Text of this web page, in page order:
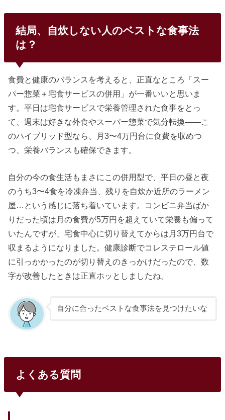
結局、自炊しない人のベストな食事法
は？
食費と健康のバランスを考えると、正直なところ「スー
パー惣菜＋宅食サービスの併用」が一番いいと思いま
す。平日は宅食サービスで栄養管理された食事をとっ
て、週末は好きな外食やスーパー惣菜で気分転換——こ
のハイブリッド型なら、月3〜4万円台に食費を収めつ
つ、栄養バランスも確保できます。
自分の今の食生活もまさにこの併用型で、平日の昼と夜
のうち3〜4食を冷凍弁当、残りを自炊か近所のラーメン
屋…という感じに落ち着いています。コンビニ弁当ばか
りだった頃は月の食費が5万円を超えていて栄養も偏って
いたんですが、宅食中心に切り替えてからは月3万円台で
収まるようになりました。健康診断でコレステロール値
に引っかかったのが切り替えのきっかけだったので、数
字が改善したときは正直ホッとしましたね。
自分に合ったベストな食事法を見つけたいな
よくある質問